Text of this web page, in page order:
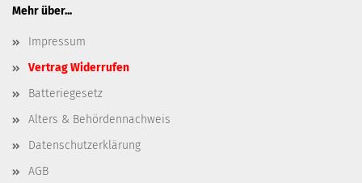
Mehr über...
Impressum
Vertrag Widerrufen
Batteriegesetz
Alters & Behördennachweis
Datenschutzerklärung
AGB